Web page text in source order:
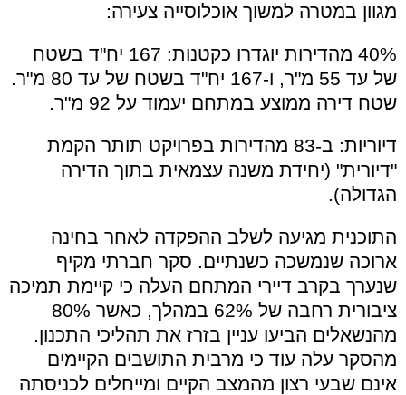
מגוון במטרה למשוך אוכלוסייה צעירה:
40% מהדירות יוגדרו כקטנות: 167 יח"ד בשטח
של עד 55 מ"ר, ו-167 יח"ד בשטח של עד 80 מ"ר.
שטח דירה ממוצע במתחם יעמוד על 92 מ"ר.
דיוריות: ב-83 מהדירות בפרויקט תותר הקמת
"דיורית" (יחידת משנה עצמאית בתוך הדירה
הגדולה).
התוכנית מגיעה לשלב ההפקדה לאחר בחינה
ארוכה שנמשכה כשנתיים. סקר חברתי מקיף
שנערך בקרב דיירי המתחם העלה כי קיימת תמיכה
ציבורית רחבה של 62% במהלך, כאשר 80%
מהנשאלים הביעו עניין בזרז את תהליכי התכנון.
מהסקר עלה עוד כי מרבית התושבים הקיימים
אינם שבעי רצון מהמצב הקיים ומייחלים לכניסתה